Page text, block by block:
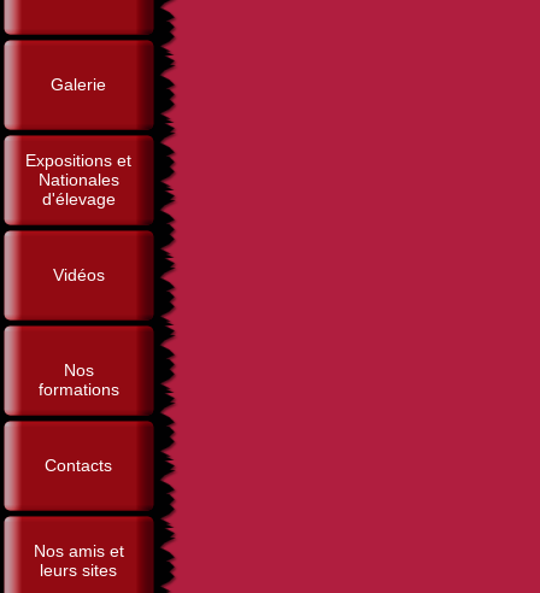
Galerie
Expositions et
Nationales
d'élevage
Vidéos
Nos
formations
Contacts
Nos amis et
leurs sites